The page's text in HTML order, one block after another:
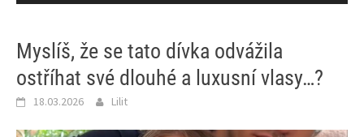
Myslíš, že se tato dívka odvážila
ostříhat své dlouhé a luxusní vlasy…?
18.03.2026 Lilit